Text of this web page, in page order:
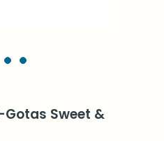
Sweet &